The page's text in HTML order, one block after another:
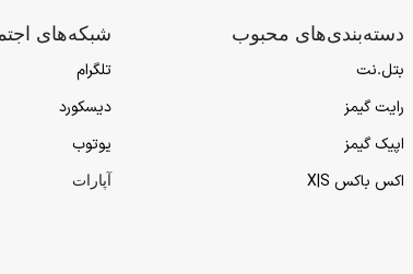
دسته‌بندی‌های محبوب
بتل.نت
رایت گیمز
اپیک گیمز
اکس باکس X|S
شبکه‌های
تلگرام
دیسکورد
یوتوب
آپارات